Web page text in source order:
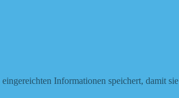
Informationen speichert, damit sie